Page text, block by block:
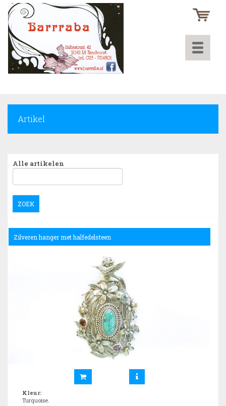
Toggle
Artikel
Alle artikelen
ZOEK
Zilveren hanger met halfedelsteen
Kleur:
Turquoise.